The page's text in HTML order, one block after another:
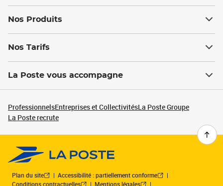
Nos Produits
Nos Tarifs
La Poste vous accompagne
ProfessionnelsEntreprises et CollectivitésLa Poste Groupe
La Poste recrute
Plan du site
Accessibilité : partiellement conforme
Conditions contractuelles
Mentions légales